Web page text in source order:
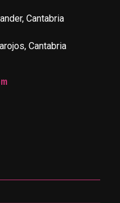
Cantabria
Cantabria